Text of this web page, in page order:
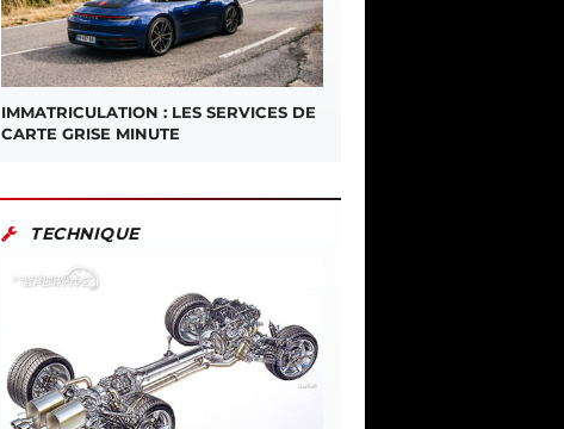
IMMATRICULATION : LES SERVICES DE
CARTE GRISE MINUTE
TECHNIQUE